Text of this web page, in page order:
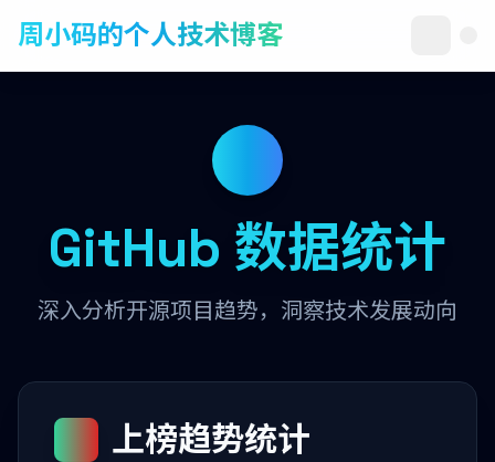
周小码的个人技术博客
GitHub 数据统计
深入分析开源项目趋势，洞察技术发展动向
上榜趋势统计